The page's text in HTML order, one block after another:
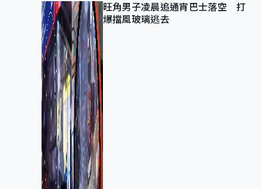
旺角男子凌晨追通宵巴士落空 打
爆擋風玻璃逃去